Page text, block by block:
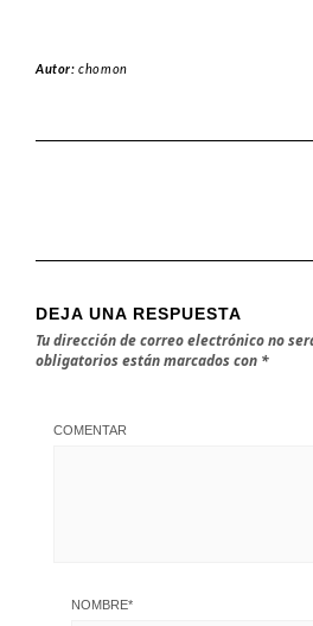
Autor:chomon
DEJA UNA RESPUESTA
Tu dirección de correo electrónico no
obligatorios están marcados con *
COMENTAR
NOMBRE*